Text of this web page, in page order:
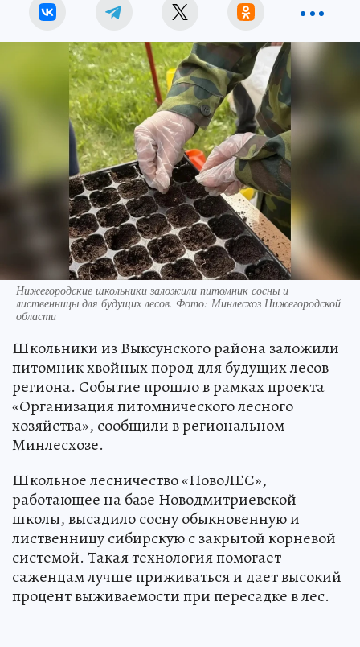
Нижегородские школьники заложили питомник сосны и
лиственницы для будущих лесов. Фото: Минлесхоз Нижегородской
области
Школьники из Выксунского района заложили
питомник хвойных пород для будущих лесов
региона. Событие прошло в рамках проекта
«Организация питомнического лесного
хозяйства», сообщили в региональном
Минлесхозе.
Школьное лесничество «НовоЛЕС»,
работающее на базе Новодмитриевской
школы, высадило сосну обыкновенную и
лиственницу сибирскую с закрытой корневой
системой. Такая технология помогает
саженцам лучше приживаться и дает высокий
процент выживаемости при пересадке в лес.